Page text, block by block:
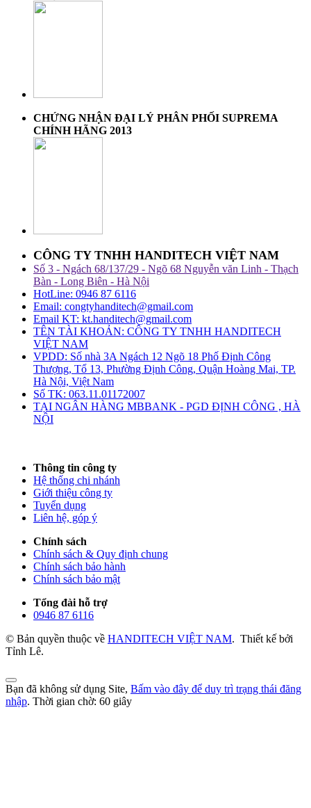
CHỨNG NHẬN ĐẠI LÝ PHÂN PHỐI SUPREMA
CHÍNH HÃNG 2013
CÔNG TY TNHH HANDITECH VIỆT NAM
Số 3 - Ngách 68/137/29 - Ngõ 68 Nguyễn văn Linh - Thạch
Bàn - Long Biên - Hà Nội
HotLine: 0946 87 6116
Email: congtyhanditech@gmail.com
Email KT: kt.handitech@gmail.com
TÊN TÀI KHOẢN: CÔNG TY TNHH HANDITECH
VIỆT NAM
VPDD: Số nhà 3A Ngách 12 Ngõ 18 Phố Định Công
Thượng, Tổ 13, Phường Định Công, Quận Hoàng Mai, TP.
Hà Nội, Việt Nam
Số TK: 063.11.01172007
TẠI NGÂN HÀNG MBBANK - PGD ĐỊNH CÔNG , HÀ
NỘI
Thông tin công ty
Hệ thống chi nhánh
Giới thiệu công ty
Tuyển dụng
Liên hệ, góp ý
Chính sách
Chính sách & Quy định chung
Chính sách bảo hành
Chính sách bảo mật
Tổng đài hỗ trợ
0946 87 6116
© Bản quyền thuộc về HANDITECH VIỆT NAM. Thiết kế bởi
Tỉnh Lê.
Bạn đã không sử dụng Site, Bấm vào đây để duy trì trạng thái đăng
nhập. Thời gian chờ: 60 giây